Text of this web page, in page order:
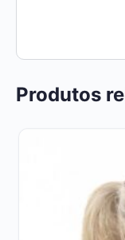
Produtos